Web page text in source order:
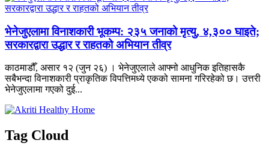
भेनेजुएलामा विनाशकारी भूकम्प: २३५ जनाको मृत्यु, ४,३०० घाइते;
सरकारद्वारा उद्धार र राहतको अभियान तीव्र
काठमाडौँ, असार १२ (जुन २६) । भेनेजुएलाले आफ्नो आधुनिक इतिहासकै
सबैभन्दा विनाशकारी प्राकृतिक विपत्तिमध्ये एकको सामना गरिरहेको छ। उत्तरी
भेनेजुएलामा गएको दुई...
Tag Cloud